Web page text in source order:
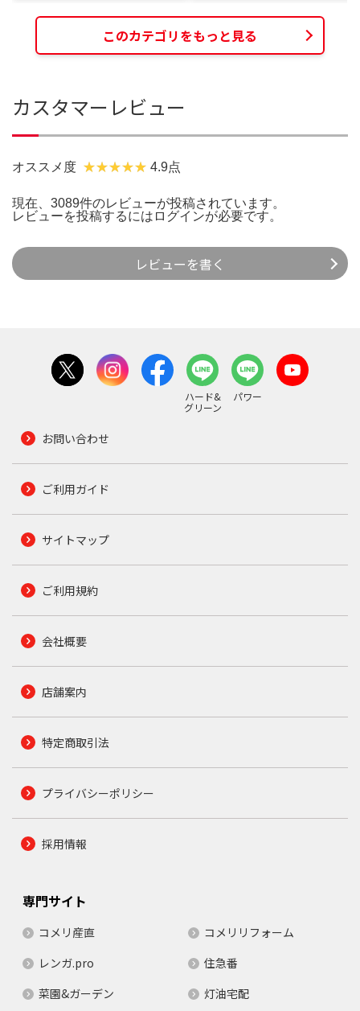
このカテゴリをもっと見る
カスタマーレビュー
オススメ度 4.9点
現在、3089件のレビューが投稿されています。
レビューを投稿するには ログインが必要です。
レビューを書く
ハード&
グリーン
パワー
お問い合わせ
ご利用ガイド
サイトマップ
ご利用規約
会社概要
店舗案内
特定商取引法
プライバシーポリシー
採用情報
専門サイト
コメリ産直
コメリリフォーム
レンガ.pro
住急番
菜園&ガーデン
灯油宅配